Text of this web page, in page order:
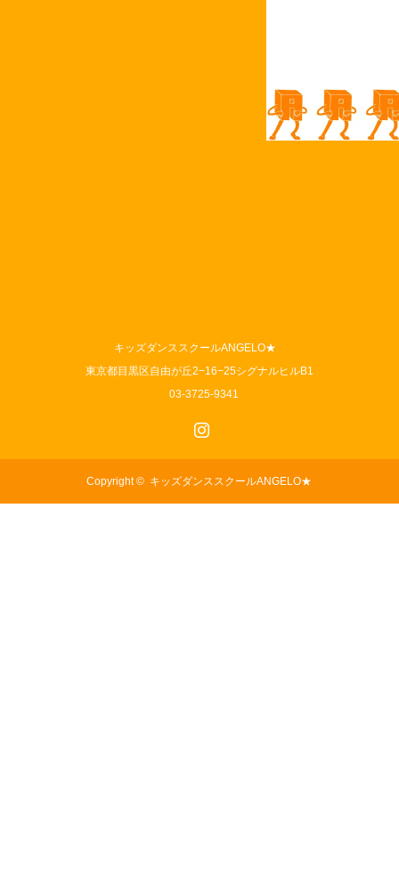
キッズダンススクールANGELO★
東京都目黒区自由が丘2−16−25シグナルヒルB1
03-3725-9341
Copyright © キッズダンススクールANGELO★